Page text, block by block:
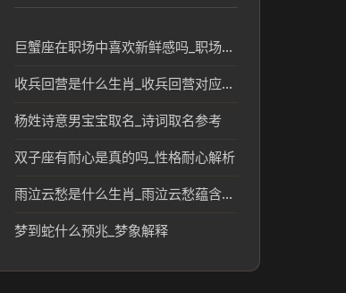
巨蟹座在职场中喜欢新鲜感吗_职场新鲜感与事业趋势
收兵回营是什么生肖_收兵回营对应的生肖及其民俗意义
杨姓诗意男宝宝取名_诗词取名参考
双子座有耐心是真的吗_性格耐心解析
雨泣云愁是什么生肖_雨泣云愁蕴含的生肖文化解读
梦到蛇什么预兆_梦象解释